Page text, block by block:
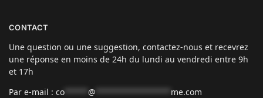
CONTACT
Une question ou une suggestion, contactez-nous et recevrez
une réponse en moins de 24h du lundi au vendredi entre 9h
et 17h
Par e-mail : co @
me.com